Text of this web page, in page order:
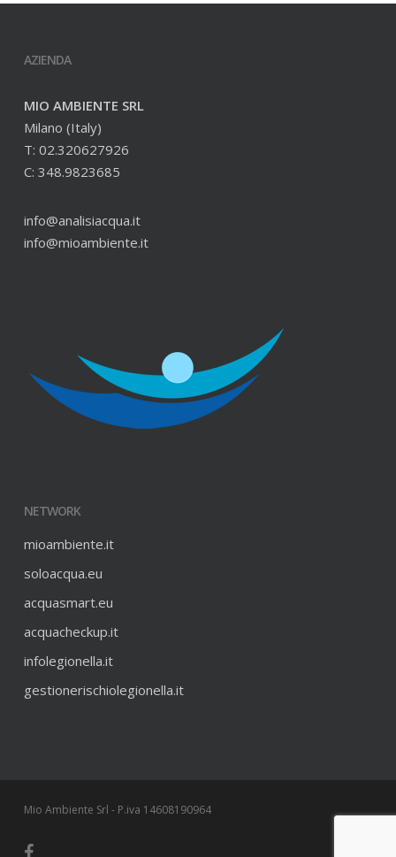
AZIENDA
MIO AMBIENTE SRL
Milano (Italy)
T: 02.320627926
C: 348.9823685
info@analisiacqua.it
info@mioambiente.it
NETWORK
mioambiente.it
soloacqua.eu
acquasmart.eu
acquacheckup.it
infolegionella.it
gestionerischiolegionella.it
Mio Ambiente Srl - P.iva 14608190964
facebook